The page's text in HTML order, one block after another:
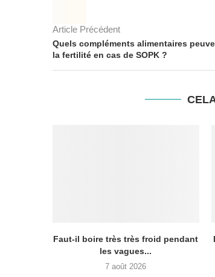
Article Précédent
Quels compléments alimentaires
la fertilité en cas de SOPK ?
Faut-il boire très très froid pendant
les vagues...
7 août 2026